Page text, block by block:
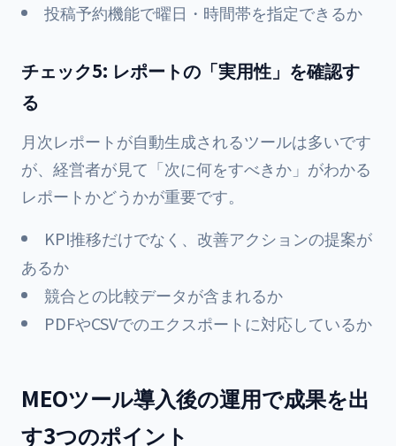
投稿予約機能で曜日・時間帯を指定できるか
チェック5: レポートの「実用性」を確認す
る
月次レポートが自動生成されるツールは多いです
が、経営者が見て「次に何をすべきか」がわかる
レポートかどうかが重要です。
KPI推移だけでなく、改善アクションの提案が
あるか
競合との比較データが含まれるか
PDFやCSVでのエクスポートに対応しているか
MEOツール導入後の運用で成果を出
す3つのポイント